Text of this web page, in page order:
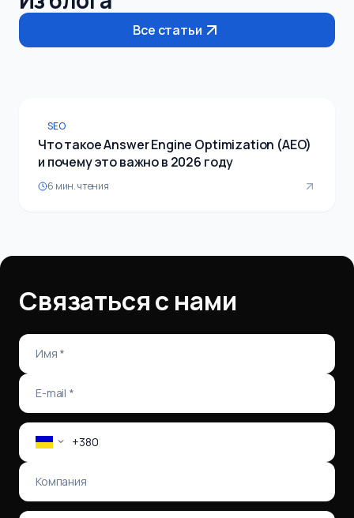
Все статьи
SEO
Что такое Answer Engine Optimization (AEO)
и почему это важно в 2026 году
6 мин. чтения
Связаться с нами